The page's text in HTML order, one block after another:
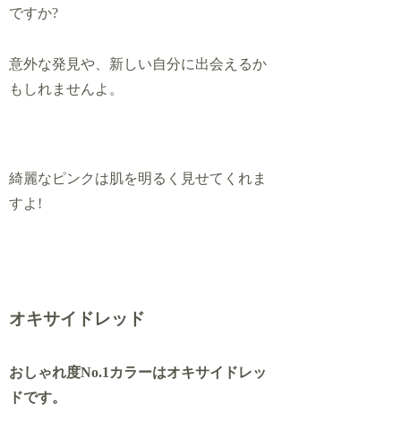
ですか?
意外な発見や、新しい自分に出会えるか
もしれませんよ。
綺麗なピンクは肌を明るく見せてくれま
すよ!
オキサイドレッド
おしゃれ度No.1カラーはオキサイドレッ
ドです。